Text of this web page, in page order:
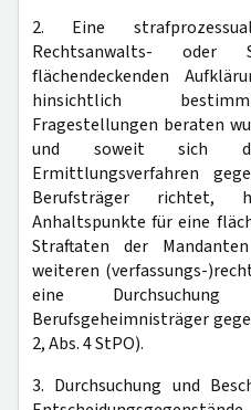
2. Eine
Rechtsanwalts- oder
flächendeckenden
hinsichtlich
Fragestellungen beraten
und soweit sich das
Ermittlungsverfahren
Berufsträger richtet,
Anhaltspunkte für eine
Straftaten der
weiteren (verfassungs-
eine
Berufsgeheimnisträger
2, Abs. 4 StPO).
3. Durchsuchung und